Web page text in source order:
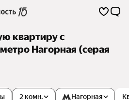
квартиру с
Нагорная (серая
2 комн. Нагорная